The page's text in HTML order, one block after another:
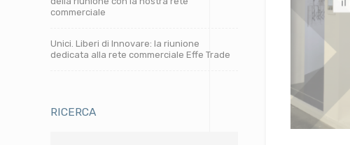
commerciale
Unici. Liberi di Innovare: la riunione
dedicata alla rete commerciale Effe Trade
RICERCA